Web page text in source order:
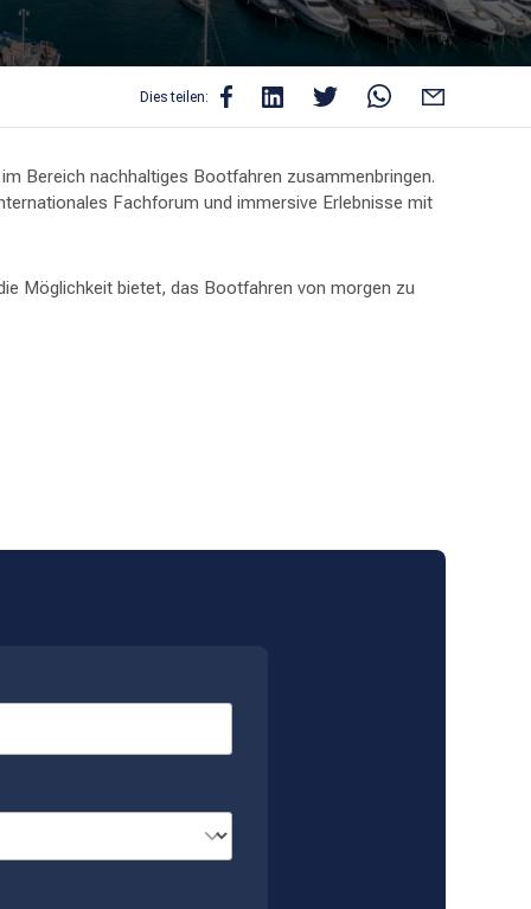
Dies teilen:
Bereich nachhaltiges Bootfahren zusammenbringen.
Fachforum und immersive Erlebnisse mit
Möglichkeit bietet, das Bootfahren von morgen zu